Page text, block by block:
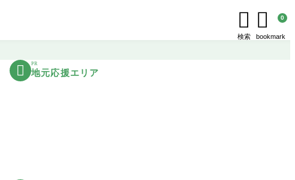

検索
 0
bookmark
 PR
地元応援エリア